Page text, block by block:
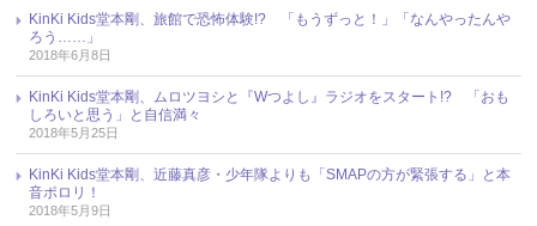
KinKi Kids堂本剛、旅館で恐怖体験!? 「もうずっと！」「なんやったんや
ろう……」
2018年6月8日
KinKi Kids堂本剛、ムロツヨシと『Wつよし』ラジオをスタート!? 「おも
しろいと思う」と自信満々
2018年5月25日
KinKi Kids堂本剛、近藤真彦・少年隊よりも「SMAPの方が緊張する」と本
音ポロリ！
2018年5月9日